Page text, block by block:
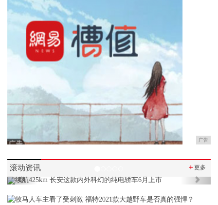
广告
滚动资讯 ＋更多
Previous Next